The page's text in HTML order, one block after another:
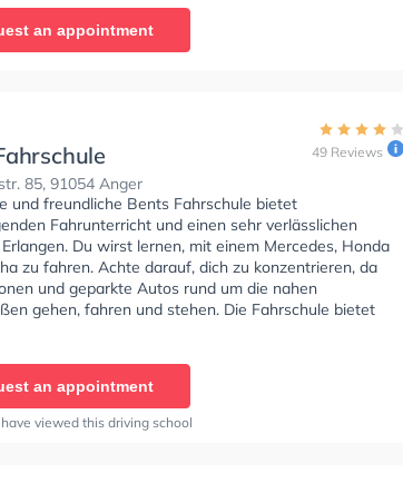
an appointment
85, 91054 Anger
49 Reviews
und freundliche Bents Fahrschule bietet
Fahrunterricht und einen sehr verlässlichen
Du wirst lernen, mit einem Mercedes, Honda
zu fahren. Achte darauf, dich zu konzentrieren, da
und geparkte Autos rund um die nahen
gehen, fahren und stehen. Die Fahrschule bietet
um deine Klasse A1, Klasse B, Klasse A,
an appointment
viewed this driving school